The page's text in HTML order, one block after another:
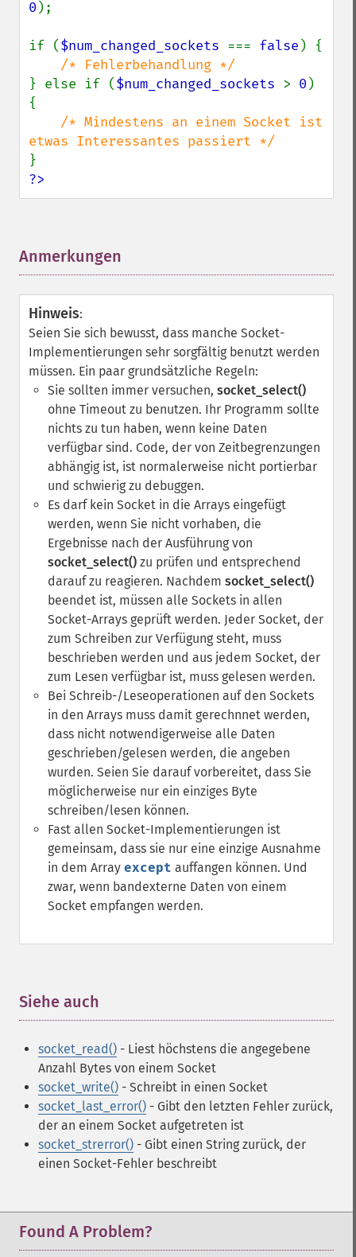
0 );
if ($num_changed_sockets === false ) {
} else if ($num_changed_sockets > 0 )
{
/* Mindestens an einem Socket ist
?>
Anmerkungen
Hinweis:
Seien Sie sich bewusst, dass manche Socket-
Implementierungen sehr sorgfältig benutzt werden
müssen. Ein paar grundsätzliche Regeln:
Sie sollten immer versuchen, socket_select()
ohne Timeout zu benutzen. Ihr Programm sollte
nichts zu tun haben, wenn keine Daten
verfügbar sind. Code, der von Zeitbegrenzungen
abhängig ist, ist normalerweise nicht portierbar
und schwierig zu debuggen.
Es darf kein Socket in die Arrays eingefügt
werden, wenn Sie nicht vorhaben, die
Ergebnisse nach der Ausführung von
socket_select() zu prüfen und entsprechend
darauf zu reagieren. Nachdem socket_select()
beendet ist, müssen alle Sockets in allen
Socket-Arrays geprüft werden. Jeder Socket, der
zum Schreiben zur Verfügung steht, muss
beschrieben werden und aus jedem Socket, der
zum Lesen verfügbar ist, muss gelesen werden.
Bei Schreib-/Leseoperationen auf den Sockets
in den Arrays muss damit gerechnnet werden,
dass nicht notwendigerweise alle Daten
geschrieben/gelesen werden, die angeben
wurden. Seien Sie darauf vorbereitet, dass Sie
möglicherweise nur ein einziges Byte
schreiben/lesen können.
Fast allen Socket-Implementierungen ist
gemeinsam, dass sie nur eine einzige Ausnahme
in dem Array except auffangen können. Und
zwar, wenn bandexterne Daten von einem
Socket empfangen werden.
Siehe auch
socket_read() - Liest höchstens die angegebene
Anzahl Bytes von einem Socket
socket_write() - Schreibt in einen Socket
socket_last_error() - Gibt den letzten Fehler zurück,
der an einem Socket aufgetreten ist
socket_strerror() - Gibt einen String zurück, der
einen Socket-Fehler beschreibt
Found A Problem?